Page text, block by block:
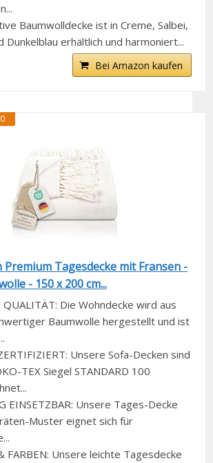
Baumwolldecke ist in Creme, Salbei,
Dunkelblau erhältlich und harmoniert...
Bei Amazon kaufen
Premium Tagesdecke mit Fransen -
- 150 x 200 cm...
QUALITÄT: Die Wohndecke wird aus
Baumwolle hergestellt und ist
Unsere Sofa-Decken sind
TEX Siegel STANDARD 100
EINSETZBAR: Unsere Tages-Decke
Muster eignet sich für
FARBEN: Unsere leichte Tagesdecke